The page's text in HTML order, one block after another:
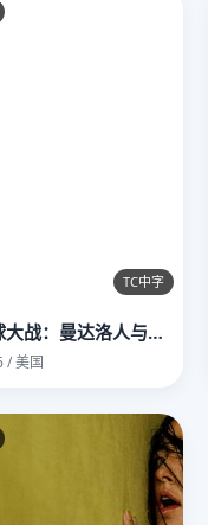
TC中字
星球大战：曼达洛人与古古
/ 美国